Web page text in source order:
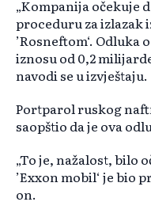
„Kompanija očekuje
proceduru za izlazak
’Rosneftom‘. Odluka
iznosu od 0,2
navodi se u izvještaju.
Portparol ruskog
saopštio da je ova
„To je, nažalost, bilo
’Exxon mobil‘ je bio
on.